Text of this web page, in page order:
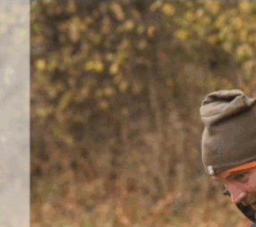
BZG
Schleswig-
Holstein